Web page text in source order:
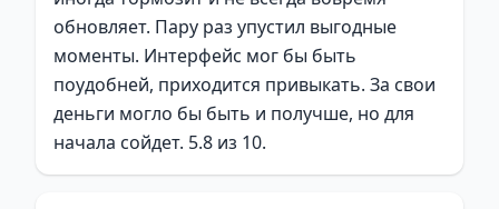
обновляет. Пару раз упустил выгодные
моменты. Интерфейс мог бы быть
поудобней, приходится привыкать. За свои
деньги могло бы быть и получше, но для
начала сойдет. 5.8 из 10.